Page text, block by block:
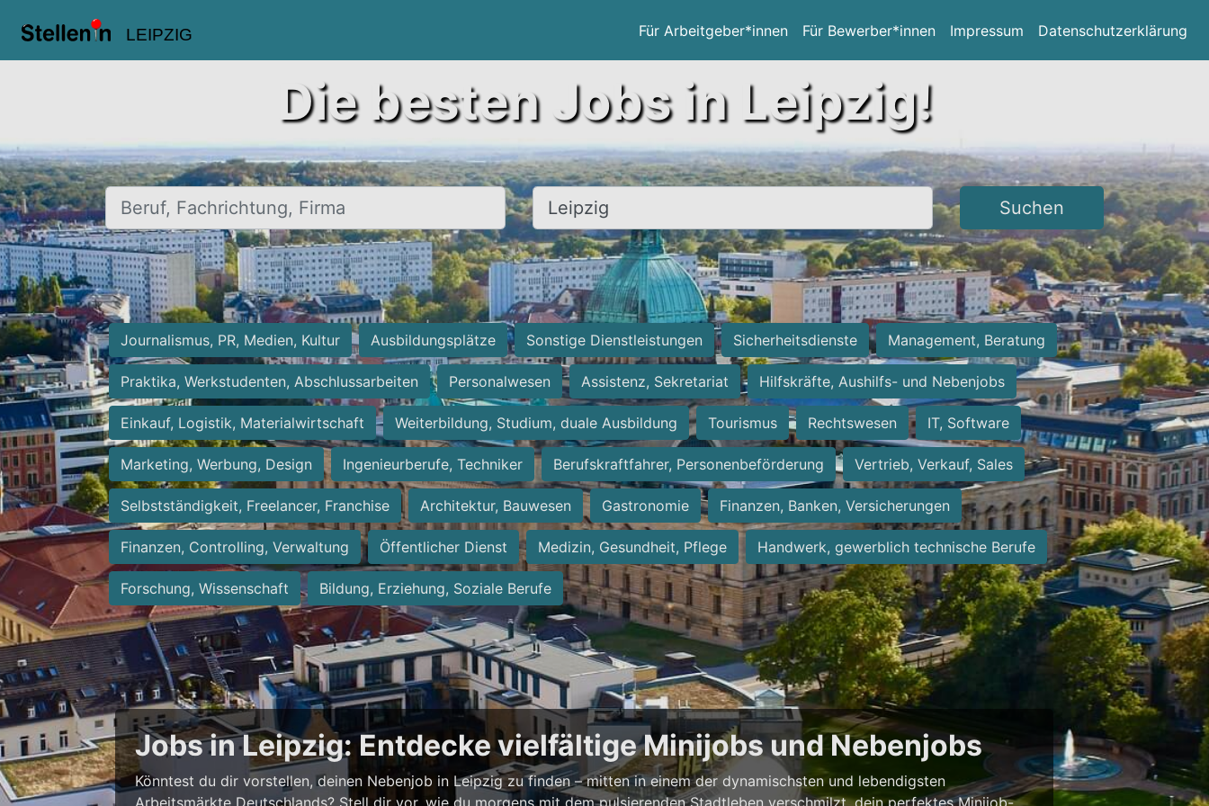
LEIPZIG Für Arbeitgeber*innen Für Bewerber*innen Impressum Datenschutzerklärung
Die besten Jobs in Leipzig!
Beruf, Fachrichtung, Firma Ort, Stadt Suchen
Journalismus, PR, Medien, Kultur Ausbildungsplätze Sonstige Dienstleistungen Sicherheitsdienste Management, Beratung
Praktika, Werkstudenten, Abschlussarbeiten Personalwesen Assistenz, Sekretariat Hilfskräfte, Aushilfs- und Nebenjobs
Einkauf, Logistik, Materialwirtschaft Weiterbildung, Studium, duale Ausbildung Tourismus Rechtswesen IT, Software
Marketing, Werbung, Design Ingenieurberufe, Techniker Berufskraftfahrer, Personenbeförderung Vertrieb, Verkauf, Sales
Selbstständigkeit, Freelancer, Franchise Architektur, Bauwesen Gastronomie Finanzen, Banken, Versicherungen
Finanzen, Controlling, Verwaltung Öffentlicher Dienst Medizin, Gesundheit, Pflege Handwerk, gewerblich technische Berufe
Forschung, Wissenschaft Bildung, Erziehung, Soziale Berufe
Jobs in Leipzig: Entdecke vielfältige Minijobs und Nebenjobs
Könntest du dir vorstellen, deinen Nebenjob in Leipzig zu finden – mitten in einem der dynamischsten und lebendigsten